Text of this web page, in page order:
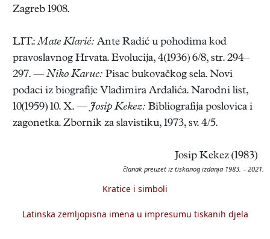
Zagreb 1908.
LIT.:Mate Klarić: Ante Radić u pohodima kod
pravoslavnog Hrvata. Evolucija, 4(1936) 6/8, str. 294–
297. — Niko Karuc: Pisac bukovačkog sela. Novi
podaci iz biografije Vladimira Ardalića. Narodni list,
10(1959) 10. X. — Josip Kekez: Bibliografija poslovica i
zagonetka. Zbornik za slavistiku, 1973, sv. 4/5.
Josip Kekez (1983)
članak preuzet iz tiskanog izdanja 1983. – 2021.
Kratice i simboli
Latinska zemljopisna imena u impresumu tiskanih djela